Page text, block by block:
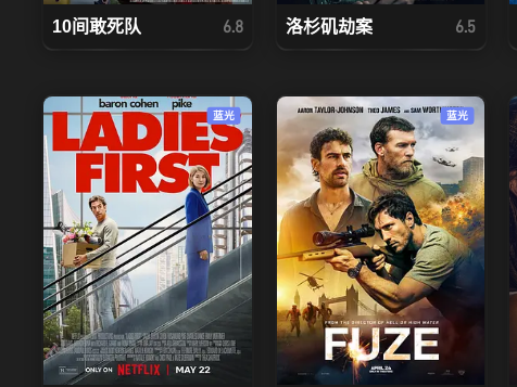
10间敢死队 6.8 洛杉矶劫案 6.5
蓝光 蓝光